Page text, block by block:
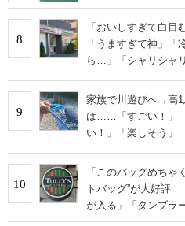
8
「おいしすぎて白目
「うますぎて神」「
ら…」「シャリシャ
9
家族で川遊びへ→高1
は……「すごい！」
い！」「楽しそう」
10
「このバッグめち
トバッグ”が大好評
が入る」「タンブラ